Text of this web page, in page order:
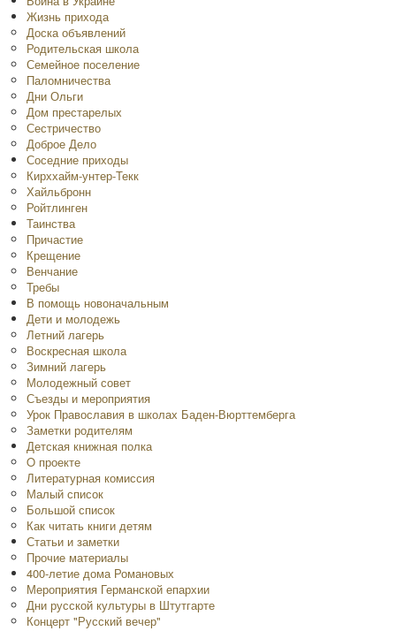
Жизнь прихода
Доска объявлений
Родительская школа
Семейное поселение
Паломничества
Дни Ольги
Дом престарелых
Сестричество
Доброе Дело
Соседние приходы
Кирххайм-унтер-Текк
Хайльбронн
Ройтлинген
Таинства
Причастие
Крещение
Венчание
Требы
В помощь новоначальным
Дети и молодежь
Летний лагерь
Воскресная школа
Зимний лагерь
Молодежный совет
Съезды и мероприятия
Урок Православия в школах Баден-Вюрттемберга
Заметки родителям
Детская книжная полка
O проекте
Литературная комиссия
Малый список
Большой список
Как читать книги детям
Статьи и заметки
Прочие материалы
400-летие дома Романовых
Мероприятия Германской епархии
Дни русской культуры в Штутгарте
Концерт "Русский вечер"